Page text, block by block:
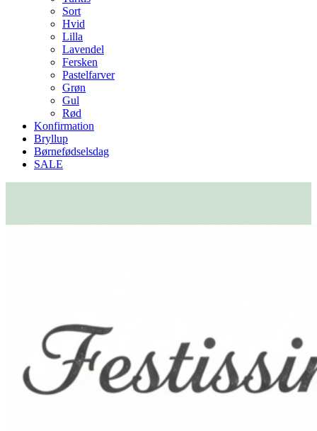
Sort
Hvid
Lilla
Lavendel
Fersken
Pastelfarver
Grøn
Gul
Rød
Konfirmation
Bryllup
Børnefødselsdag
SALE